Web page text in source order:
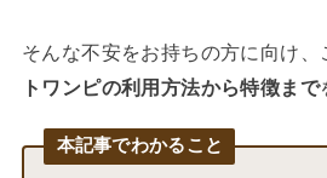
そんな不安をお持ちの方に向け、
トワンピの利用方法から特徴まで
本記事でわかること